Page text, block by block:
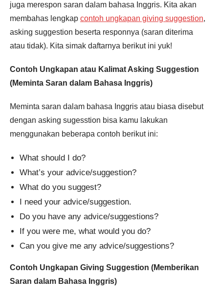
juga merespon saran dalam bahasa Inggris. Kita akan
membahas lengkap contoh ungkapan giving suggestion,
asking suggestion beserta responnya (saran diterima
atau tidak). Kita simak daftarnya berikut ini yuk!
Contoh Ungkapan atau Kalimat Asking Suggestion
(Meminta Saran dalam Bahasa Inggris)
Meminta saran dalam bahasa Inggris atau biasa disebut
dengan asking sugesstion bisa kamu lakukan
menggunakan beberapa contoh berikut ini:
What should I do?
What’s your advice/suggestion?
What do you suggest?
I need your advice/suggestion.
Do you have any advice/suggestions?
If you were me, what would you do?
Can you give me any advice/suggestions?
Contoh Ungkapan Giving Suggestion (Memberikan
Saran dalam Bahasa Inggris)